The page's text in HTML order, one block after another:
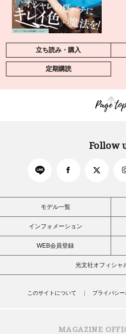
立ち読み・購入
定期購読
Page
Follow
モデル一覧
インフォメーション
WEB会員登録
光文社オフィシャ
このサイトについて プライバシ
MAGAZINE